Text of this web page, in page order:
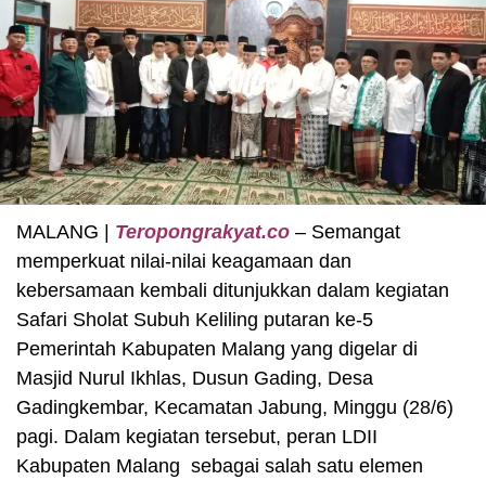
MALANG | Teropongrakyat.co – Semangat
memperkuat nilai-nilai keagamaan dan
kebersamaan kembali ditunjukkan dalam kegiatan
Safari Sholat Subuh Keliling putaran ke-5
Pemerintah Kabupaten Malang yang digelar di
Masjid Nurul Ikhlas, Dusun Gading, Desa
Gadingkembar, Kecamatan Jabung, Minggu (28/6)
pagi. Dalam kegiatan tersebut, peran LDII
Kabupaten Malang sebagai salah satu elemen